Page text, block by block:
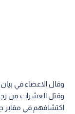
وقال الاعضاء في
وقتل العشرات من
اكتشافهم في مقابر